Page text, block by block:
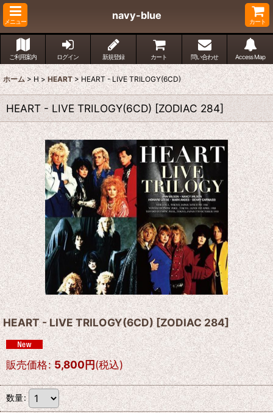
メニュー
navy-blue
カート
ご利用案内 ログイン 新規登録 カート 問い合わせ Access Map
ホーム > H > HEART > HEART - LIVE TRILOGY(6CD)
HEART - LIVE TRILOGY(6CD) [ZODIAC 284]
HEART - LIVE TRILOGY(6CD)[ZODIAC 284]
販売価格: 5,800円(税込)
数量: